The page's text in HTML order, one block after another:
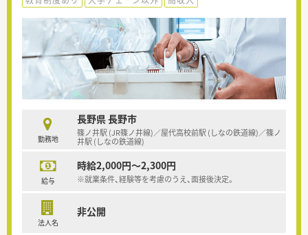
勤務地
長野県 長野市
篠ノ井駅 (JR篠ノ井線)／屋代高校前駅 (しなの鉄道線)／篠ノ
井駅 (しなの鉄道線)
給与
時給2,000円～2,300円
※就業条件、経験等を考慮のうえ、面接後決定。
法人名
非公開